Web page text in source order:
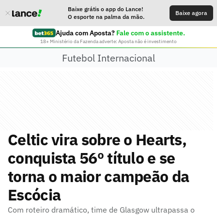
Baixe grátis o app do Lance!
O esporte na palma da mão.
Baixe agora
Ajuda com Aposta? Fale com o assistente.
18+ Ministério da Fazenda adverte: Aposta não é investimento
Futebol Internacional
Celtic vira sobre o Hearts,
conquista 56º título e se
torna o maior campeão da
Escócia
Com roteiro dramático, time de Glasgow ultrapassa o